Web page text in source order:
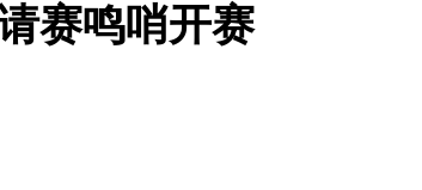
赛鸣哨开赛